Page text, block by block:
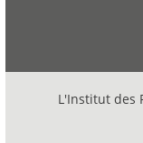
L'Institut des